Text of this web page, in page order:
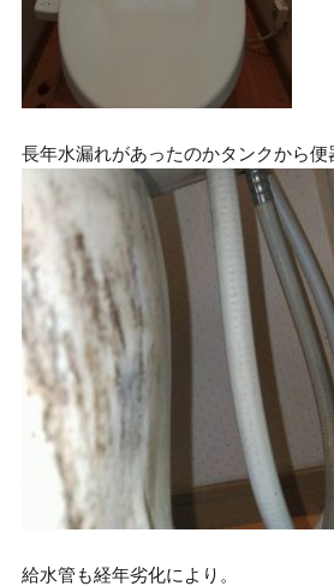
長年水漏れがあったのかタンクから便
給水管も経年劣化により。